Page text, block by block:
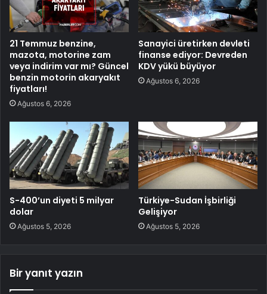
21 Temmuz benzine,
mazota, motorine zam
veya indirim var mı? Güncel
benzin motorin akaryakıt
fiyatları!
Ağustos 6, 2026
Sanayici üretirken devleti
finanse ediyor: Devreden
KDV yükü büyüyor
Ağustos 6, 2026
S-400’un diyeti 5 milyar
dolar
Ağustos 5, 2026
Türkiye-Sudan İşbirliği
Gelişiyor
Ağustos 5, 2026
Bir yanıt yazın